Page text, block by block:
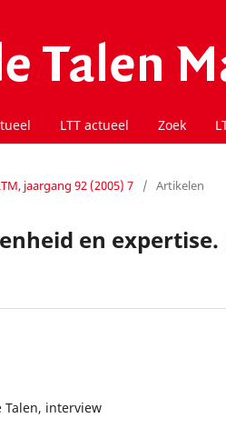
LTT actueel Zoek
jaargang 92 (2005) 7 / Artikelen
en
Talen, interview